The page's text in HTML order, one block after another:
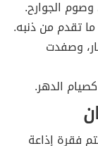
الجوارح.
تقدم من ذنبه.
وصفدت
الدهر.
فقرة إذاعة